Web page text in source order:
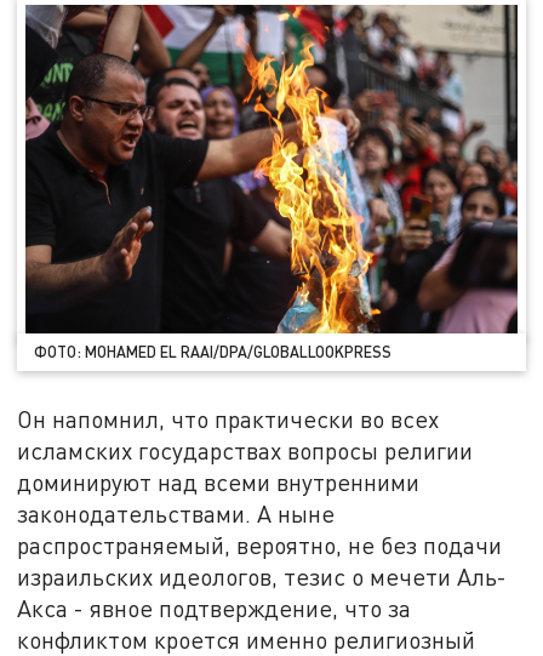
ФОТО: MOHAMED EL RAAI/DPA/GLOBALLOOKPRESS
Он напомнил, что практически во всех
исламских государствах вопросы религии
доминируют над всеми внутренними
законодательствами. А ныне
распространяемый, вероятно, не без подачи
израильских идеологов, тезис о мечети Аль-
Акса - явное подтверждение, что за
конфликтом кроется именно религиозный